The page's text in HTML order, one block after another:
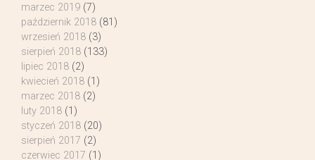
marzec 2019 (7)
październik 2018 (81)
wrzesień 2018 (3)
sierpień 2018 (133)
lipiec 2018 (2)
kwiecień 2018 (1)
marzec 2018 (2)
luty 2018 (1)
styczeń 2018 (20)
sierpień 2017 (2)
czerwiec 2017 (1)